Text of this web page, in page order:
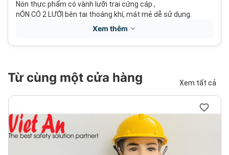
Nón thực phẩm có vành lưỡi trai cứng cáp ,
nÓN CÓ 2 LƯỚI bên tai thoáng khí, mát mẻ dễ sử dụng.
-Đóng gói 1 túi 1 cái,
-Nón công nhân thủy sản - thực phẩm được may lớp vải
choàng qua vai phủ vai giúp che tóc rơi rớt vào thực phẩm,
Xem thêm
Từ cùng một cửa hàng Xem tất cả